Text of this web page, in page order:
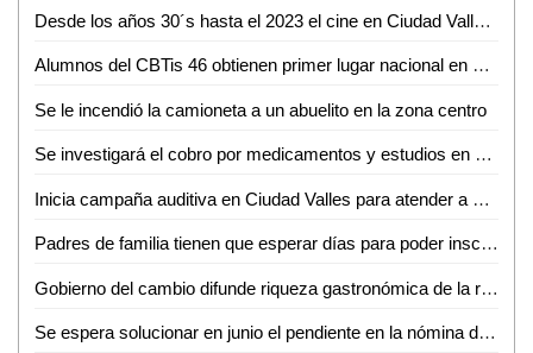
Desde los años 30´s hasta el 2023 el cine en Ciudad Valles ha cambiado los gustos de las personas: Crescencio Martínez
Alumnos del CBTis 46 obtienen primer lugar nacional en Festival Académico de la DGETI
Se le incendió la camioneta a un abuelito en la zona centro
Se investigará el cobro por medicamentos y estudios en el Hospital Gneral de Ciudad Valles: Gobernador
Inicia campaña auditiva en Ciudad Valles para atender a personas con problemas de audición
Padres de familia tienen que esperar días para poder inscribir a sus hijos a la ENESMAPO
Gobierno del cambio difunde riqueza gastronómica de la región media
Se espera solucionar en junio el pendiente en la nómina de los trabajadores estatales: RGC